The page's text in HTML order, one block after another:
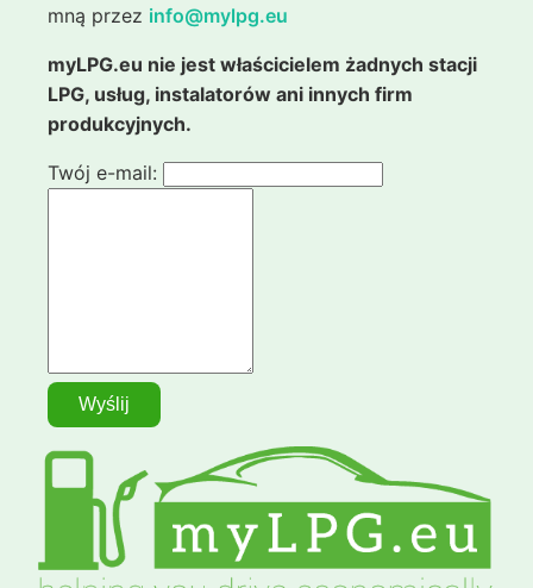
mną przez info@mylpg.eu
myLPG.eu nie jest właścicielem żadnych stacji
LPG, usług, instalatorów ani innych firm
produkcyjnych.
Twój e-mail: